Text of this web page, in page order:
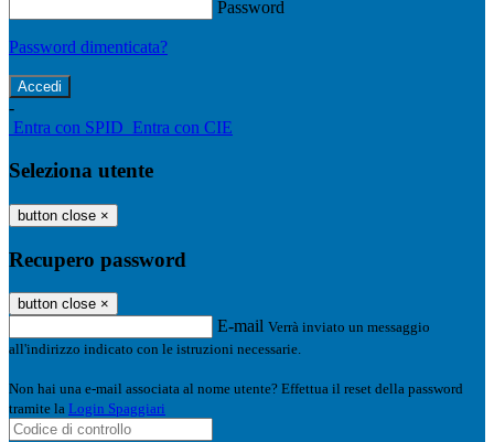
Password
Password dimenticata?
-
Entra con SPID Entra con CIE
Seleziona utente
button close ×
Recupero password
button close ×
E-mail Verrà inviato un messaggio
all'indirizzo indicato con le istruzioni necessarie.
Non hai una e-mail associata al nome utente? Effettua il reset della password
tramite la Login Spaggiari